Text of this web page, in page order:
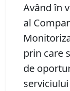
Având în
al
prin care
de